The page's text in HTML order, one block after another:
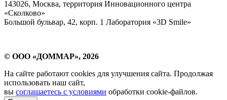
143026, Москва, территория Инновационного центра
«Сколково»
Большой бульвар, 42, корп. 1 Лаборатория «3D Smile»
© ООО «ДОММАР», 2026
На сайте работают cookies для улучшения сайта. Продолжая
использовать наш сайт,
вы соглашаетесь с условиями обработки cookie-файлов.